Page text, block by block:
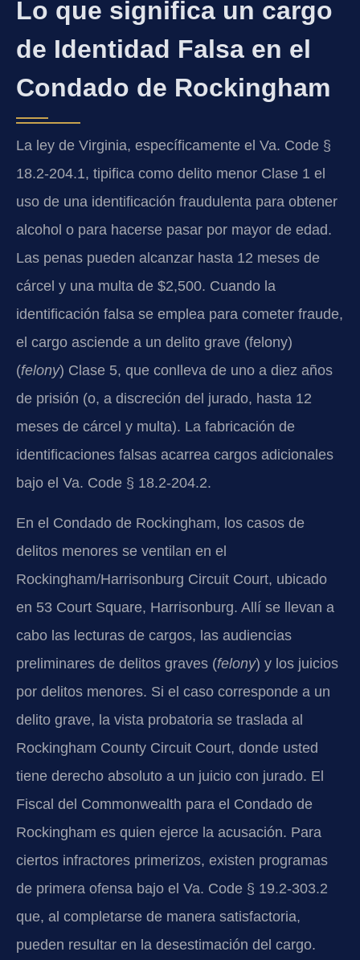
Lo que significa un cargo
de Identidad Falsa en el
Condado de Rockingham
La ley de Virginia, específicamente el Va. Code §
18.2-204.1, tipifica como delito menor Clase 1 el
uso de una identificación fraudulenta para obtener
alcohol o para hacerse pasar por mayor de edad.
Las penas pueden alcanzar hasta 12 meses de
cárcel y una multa de $2,500. Cuando la
identificación falsa se emplea para cometer fraude,
el cargo asciende a un delito grave (felony)
(felony) Clase 5, que conlleva de uno a diez años
de prisión (o, a discreción del jurado, hasta 12
meses de cárcel y multa). La fabricación de
identificaciones falsas acarrea cargos adicionales
bajo el Va. Code § 18.2-204.2.
En el Condado de Rockingham, los casos de
delitos menores se ventilan en el
Rockingham/Harrisonburg Circuit Court, ubicado
en 53 Court Square, Harrisonburg. Allí se llevan a
cabo las lecturas de cargos, las audiencias
preliminares de delitos graves (felony) y los juicios
por delitos menores. Si el caso corresponde a un
delito grave, la vista probatoria se traslada al
Rockingham County Circuit Court, donde usted
tiene derecho absoluto a un juicio con jurado. El
Fiscal del Commonwealth para el Condado de
Rockingham es quien ejerce la acusación. Para
ciertos infractores primerizos, existen programas
de primera ofensa bajo el Va. Code § 19.2-303.2
que, al completarse de manera satisfactoria,
pueden resultar en la desestimación del cargo.